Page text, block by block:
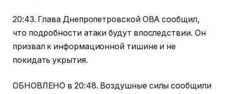
20:43. Глава Днепропетровской ОВА сообщил,
что подробности атаки будут впоследствии. Он
призвал к информационной тишине и не
покидать укрытия.
ОБНОВЛЕНО в 20:48. Воздушные силы сообщили